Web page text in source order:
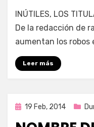
por Enrique
INÚTILES, LOS
De la redacción de
aumentan los robos
Leer más
Publicada
19 Feb, 2014